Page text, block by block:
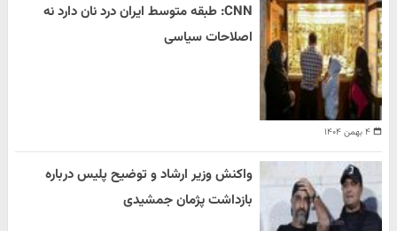
۴ بهمن ۱۴۰۴
CNN: طبقه متوسط ایران درد نان دارد نه
اصلاحات سیاسی
واکنش وزیر ارشاد و توضیح پلیس درباره
بازداشت پژمان جمشیدی